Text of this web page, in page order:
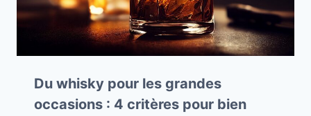
Du whisky pour les grandes
occasions : 4 critères pour bien